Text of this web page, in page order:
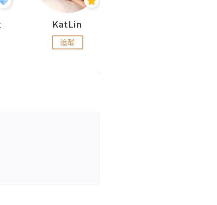
KatLin
追蹤